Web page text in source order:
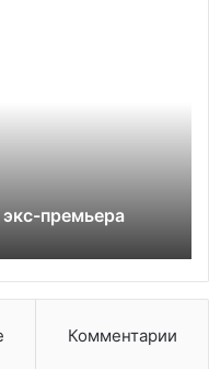
премьера
Комментарии